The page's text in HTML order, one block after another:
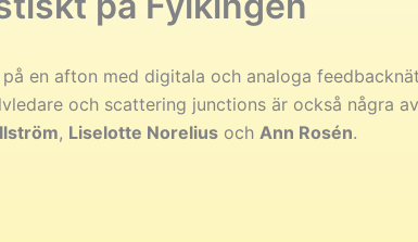
en afton med digitala och analoga
och scattering junctions är också några
, Liselotte Norelius och Ann Rosén.